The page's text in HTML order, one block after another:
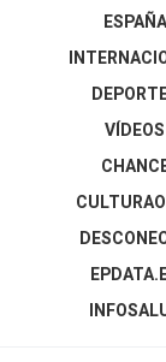
ESPAÑA
VÍDEOS